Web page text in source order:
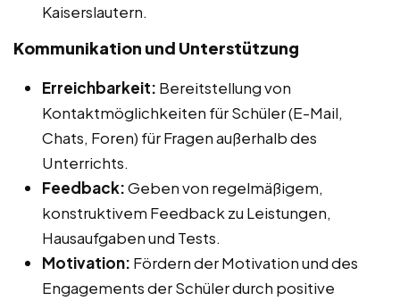
Kaiserslautern.
Kommunikation und Unterstützung
Erreichbarkeit: Bereitstellung von
Kontaktmöglichkeiten für Schüler (E-Mail,
Chats, Foren) für Fragen außerhalb des
Unterrichts.
Feedback:Geben von regelmäßigem,
konstruktivem Feedback zu Leistungen,
Hausaufgaben und Tests.
Motivation: Fördern der Motivation und des
Engagements der Schüler durch positive